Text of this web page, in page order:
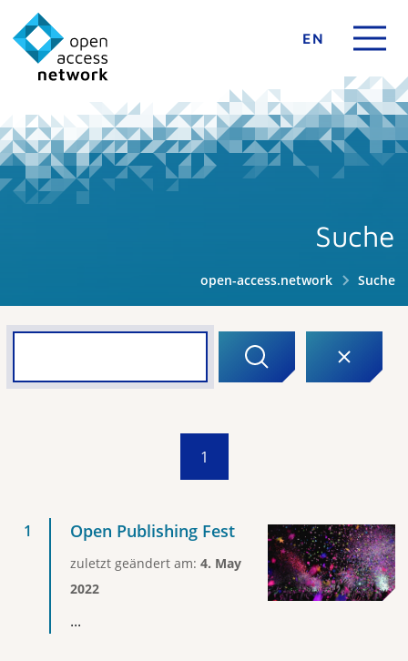
EN
Suche
open-access.network Suche
1
Open Publishing Fest
zuletzt geändert am: 4. May
2022
...